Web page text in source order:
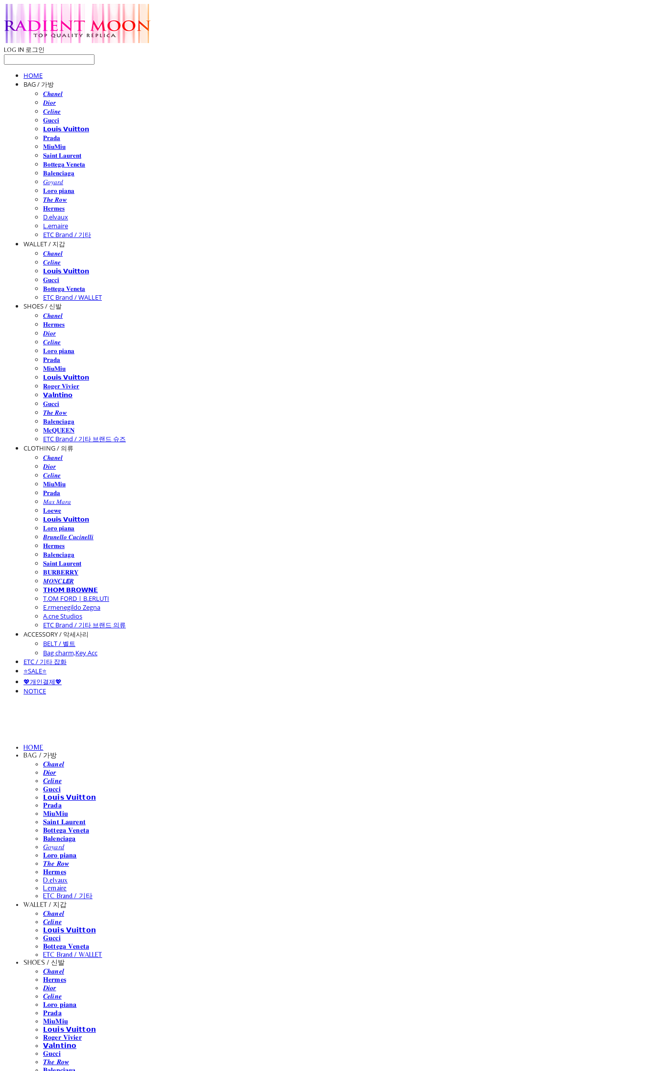
LOG IN 로그인
HOME
BAG / 가방
𝑪𝒉𝒂𝒏𝒆𝒍
𝑫𝒊𝒐𝒓
𝑪𝒆𝒍𝒊𝒏𝒆
𝐆𝐮𝐜𝐜𝐢
𝗟𝗼𝘂𝗶𝘀 𝗩𝘂𝗶𝘁𝘁𝗼𝗻
𝐏𝐫𝐚𝐝𝐚
𝐌𝐢𝐮𝐌𝐢𝐮
𝐒𝐚𝐢𝐧𝐭 𝐋𝐚𝐮𝐫𝐞𝐧𝐭
𝐁𝐨𝐭𝐭𝐞𝐠𝐚 𝐕𝐞𝐧𝐞𝐭𝐚
𝐁𝐚𝐥𝐞𝐧𝐜𝐢𝐚𝐠𝐚
𝐺𝑜𝑦𝑎𝑟𝑑
𝐋𝐨𝐫𝐨 𝐩𝐢𝐚𝐧𝐚
𝑻𝒉𝒆 𝑹𝒐𝒘
𝐇𝐞𝐫𝐦𝐞𝐬
D.elvaux
L.emaire
ETC Brand / 기타
WALLET / 지갑
𝑪𝒉𝒂𝒏𝒆𝒍
𝑪𝒆𝒍𝒊𝒏𝒆
𝗟𝗼𝘂𝗶𝘀 𝗩𝘂𝗶𝘁𝘁𝗼𝗻
𝐆𝐮𝐜𝐜𝐢
𝐁𝐨𝐭𝐭𝐞𝐠𝐚 𝐕𝐞𝐧𝐞𝐭𝐚
ETC Brand / WALLET
SHOES / 신발
𝑪𝒉𝒂𝒏𝒆𝒍
𝐇𝐞𝐫𝐦𝐞𝐬
𝑫𝒊𝒐𝒓
𝑪𝒆𝒍𝒊𝒏𝒆
𝐋𝐨𝐫𝐨 𝐩𝐢𝐚𝐧𝐚
𝐏𝐫𝐚𝐝𝐚
𝐌𝐢𝐮𝐌𝐢𝐮
𝗟𝗼𝘂𝗶𝘀 𝗩𝘂𝗶𝘁𝘁𝗼𝗻
𝐑𝐨𝐠𝐞𝐫 𝐕𝐢𝐯𝐢𝐞𝐫
𝗩𝗮𝗹𝗻𝘁𝗶𝗻𝗼
𝐆𝐮𝐜𝐜𝐢
𝑻𝒉𝒆 𝑹𝒐𝒘
𝐁𝐚𝐥𝐞𝐧𝐜𝐢𝐚𝐠𝐚
𝐌𝐜𝐐𝐔𝐄𝐄𝐍
ETC Brand / 기타 브랜드 슈즈
CLOTHING / 의류
𝑪𝒉𝒂𝒏𝒆𝒍
𝑫𝒊𝒐𝒓
𝑪𝒆𝒍𝒊𝒏𝒆
𝐌𝐢𝐮𝐌𝐢𝐮
𝐏𝐫𝐚𝐝𝐚
𝑀𝑎𝑥 𝑀𝑎𝑟𝑎
𝐋𝐨𝐞𝐰𝐞
𝗟𝗼𝘂𝗶𝘀 𝗩𝘂𝗶𝘁𝘁𝗼𝗻
𝐋𝐨𝐫𝐨 𝐩𝐢𝐚𝐧𝐚
𝑩𝒓𝒖𝒏𝒆𝒍𝒍𝒐 𝑪𝒖𝒄𝒊𝒏𝒆𝒍𝒍𝒊
𝐇𝐞𝐫𝐦𝐞𝐬
𝐁𝐚𝐥𝐞𝐧𝐜𝐢𝐚𝐠𝐚
𝐒𝐚𝐢𝐧𝐭 𝐋𝐚𝐮𝐫𝐞𝐧𝐭
𝐁𝐔𝐑𝐁𝐄𝐑𝐑𝐘
𝑴𝑶𝑵𝑪𝙇𝙀𝑹
𝗧𝗛𝗢𝗠 𝗕𝗥𝗢𝗪𝗡𝗘
T.OM FORD | B.ERLUTI
E.rmenegildo Zegna
A.cne Studios
ETC Brand / 기타 브랜드 의류
ACCESSORY / 악세사리
BELT / 벨트
Bag charm,Key Acc
ETC / 기타 잡화
⭐SALE⭐
💖개인결제💖
NOTICE
HOME
BAG / 가방
𝑪𝒉𝒂𝒏𝒆𝒍
𝑫𝒊𝒐𝒓
𝑪𝒆𝒍𝒊𝒏𝒆
𝐆𝐮𝐜𝐜𝐢
𝗟𝗼𝘂𝗶𝘀 𝗩𝘂𝗶𝘁𝘁𝗼𝗻
𝐏𝐫𝐚𝐝𝐚
𝐌𝐢𝐮𝐌𝐢𝐮
𝐒𝐚𝐢𝐧𝐭 𝐋𝐚𝐮𝐫𝐞𝐧𝐭
𝐁𝐨𝐭𝐭𝐞𝐠𝐚 𝐕𝐞𝐧𝐞𝐭𝐚
𝐁𝐚𝐥𝐞𝐧𝐜𝐢𝐚𝐠𝐚
𝐺𝑜𝑦𝑎𝑟𝑑
𝐋𝐨𝐫𝐨 𝐩𝐢𝐚𝐧𝐚
𝑻𝒉𝒆 𝑹𝒐𝒘
𝐇𝐞𝐫𝐦𝐞𝐬
D.elvaux
L.emaire
ETC Brand / 기타
WALLET / 지갑
𝑪𝒉𝒂𝒏𝒆𝒍
𝑪𝒆𝒍𝒊𝒏𝒆
𝗟𝗼𝘂𝗶𝘀 𝗩𝘂𝗶𝘁𝘁𝗼𝗻
𝐆𝐮𝐜𝐜𝐢
𝐁𝐨𝐭𝐭𝐞𝐠𝐚 𝐕𝐞𝐧𝐞𝐭𝐚
ETC Brand / WALLET
SHOES / 신발
𝑪𝒉𝒂𝒏𝒆𝒍
𝐇𝐞𝐫𝐦𝐞𝐬
𝑫𝒊𝒐𝒓
𝑪𝒆𝒍𝒊𝒏𝒆
𝐋𝐨𝐫𝐨 𝐩𝐢𝐚𝐧𝐚
𝐏𝐫𝐚𝐝𝐚
𝐌𝐢𝐮𝐌𝐢𝐮
𝗟𝗼𝘂𝗶𝘀 𝗩𝘂𝗶𝘁𝘁𝗼𝗻
𝐑𝐨𝐠𝐞𝐫 𝐕𝐢𝐯𝐢𝐞𝐫
𝗩𝗮𝗹𝗻𝘁𝗶𝗻𝗼
𝐆𝐮𝐜𝐜𝐢
𝑻𝒉𝒆 𝑹𝒐𝒘